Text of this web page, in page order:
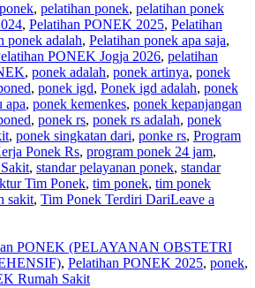
, pelatihan ponek, pelatihan ponek
, Pelatihan PONEK 2025, Pelatihan
ponek adalah, Pelatihan ponek apa saja,
PONEK Jogja 2026, pelatihan
, ponek adalah, ponek artinya, ponek
, ponek igd, Ponek igd adalah, ponek
apa, ponek kemenkes, ponek kepanjangan
, ponek rs, ponek rs adalah, ponek
, ponek singkatan dari, ponke rs, Program
Ponek Rs, program ponek 24 jam,
, standar pelayanan ponek, standar
Tim Ponek, tim ponek, tim ponek
sakit, Tim Ponek Terdiri DariLeave a
PONEK (PELAYANAN OBSTETRI
, Pelatihan PONEK 2025, ponek,
Rumah Sakit